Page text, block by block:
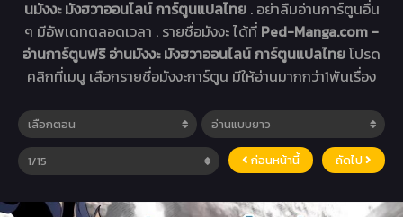
นมังงะ มังฮวาออนไลน์ การ์ตูนแปลไทย . อย่าลืมอ่านการ์ตูนอื่น
ๆ มีอัพเดทตลอดเวลา . รายชื่อมังงะ ได้ที่ Ped-Manga.com -
อ่านการ์ตูนฟรี อ่านมังงะ มังฮวาออนไลน์ การ์ตูนแปลไทยโปรด
คลิกที่เมนู เลือกรายชื่อมังงะการ์ตูน มีให้อ่านมากกว่า1พันเรื่อง
ก่อนหน้านี้ ถัดไป